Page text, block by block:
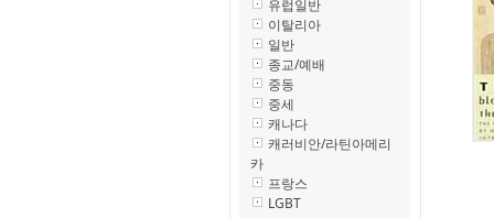
유럽일반
이탈리아
일반
종교/예배
중동
중세
캐나다
캐러비안/라틴아메리
카
프랑스
LGBT